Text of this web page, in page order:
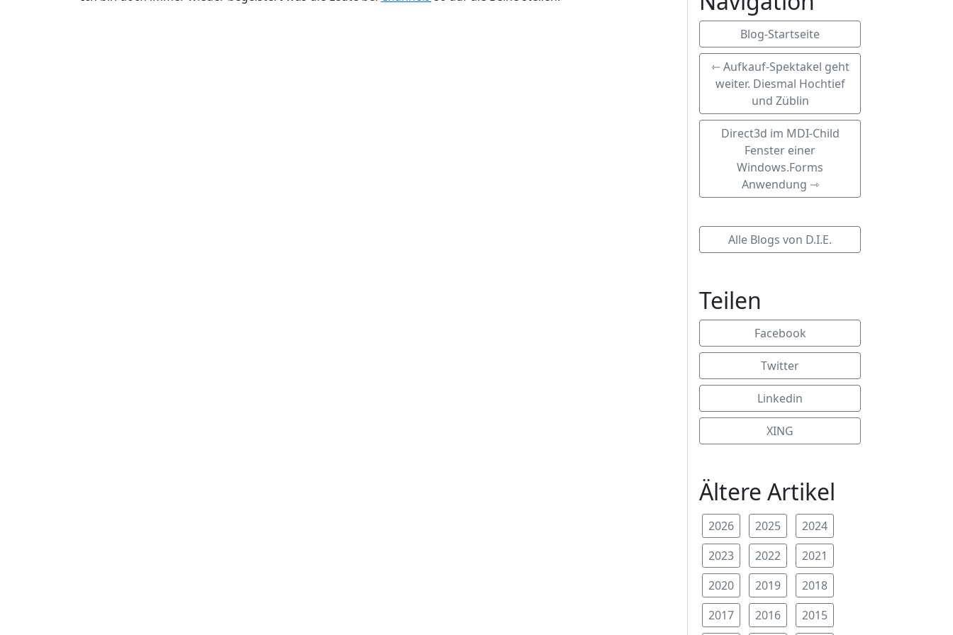
Blog-Startseite
⇽ Aufkauf-Spektakel geht
weiter. Diesmal Hochtief
und Züblin
Direct3d im MDI-Child
Fenster einer
Windows.Forms
Anwendung ⇾
Alle Blogs von D.I.E.
Teilen
Facebook
Twitter
Linkedin
XING
Ältere Artikel
2026 2025
2024
2023
2022
2021
2020
2019
2018
2017
2016 2015